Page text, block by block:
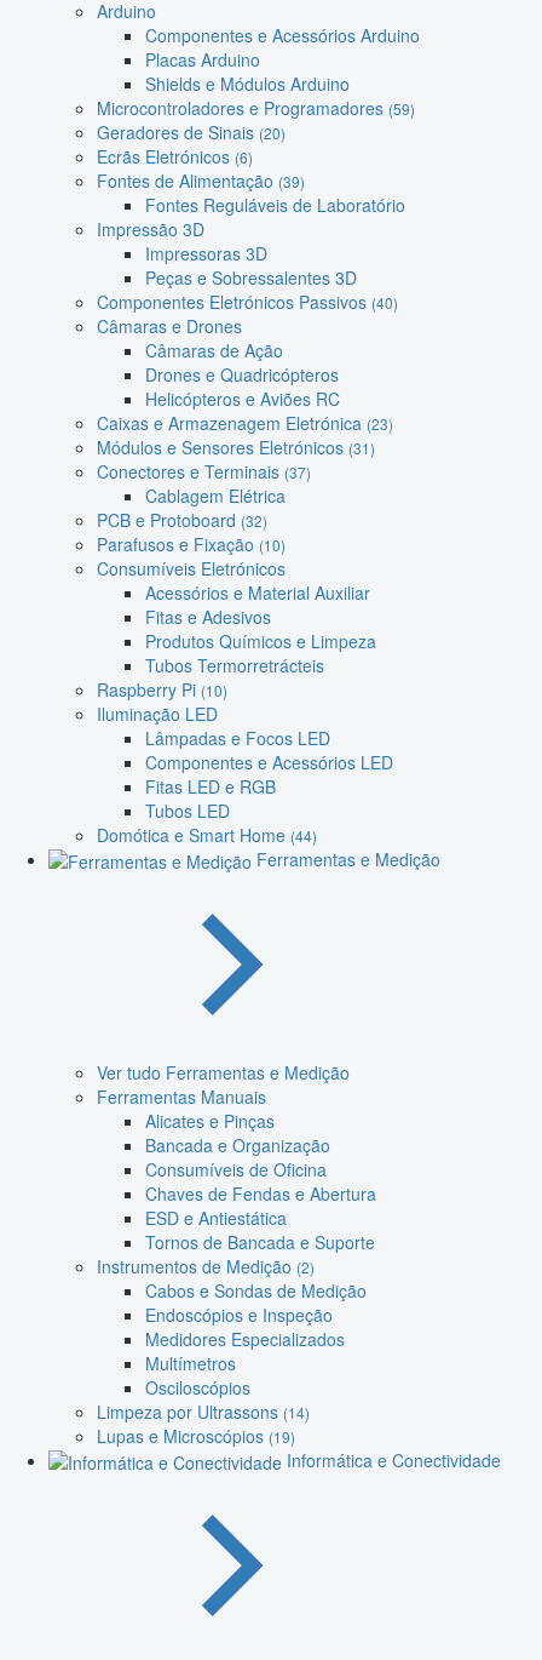
Arduino
Componentes e Acessórios Arduino
Placas Arduino
Shields e Módulos Arduino
Microcontroladores e Programadores (59)
Geradores de Sinais (20)
Ecrãs Eletrónicos (6)
Fontes de Alimentação (39)
Fontes Reguláveis de Laboratório
Impressão 3D
Impressoras 3D
Peças e Sobressalentes 3D
Componentes Eletrónicos Passivos (40)
Câmaras e Drones
Câmaras de Ação
Drones e Quadricópteros
Helicópteros e Aviões RC
Caixas e Armazenagem Eletrónica (23)
Módulos e Sensores Eletrónicos (31)
Conectores e Terminais (37)
Cablagem Elétrica
PCB e Protoboard (32)
Parafusos e Fixação (10)
Consumíveis Eletrónicos
Acessórios e Material Auxiliar
Fitas e Adesivos
Produtos Químicos e Limpeza
Tubos Termorretrácteis
Raspberry Pi (10)
Iluminação LED
Lâmpadas e Focos LED
Componentes e Acessórios LED
Fitas LED e RGB
Tubos LED
Domótica e Smart Home (44)
Ferramentas e Medição
Ver tudo Ferramentas e Medição
Ferramentas Manuais
Alicates e Pinças
Bancada e Organização
Consumíveis de Oficina
Chaves de Fendas e Abertura
ESD e Antiestática
Tornos de Bancada e Suporte
Instrumentos de Medição (2)
Cabos e Sondas de Medição
Endoscópios e Inspeção
Medidores Especializados
Multímetros
Osciloscópios
Limpeza por Ultrassons (14)
Lupas e Microscópios (19)
Informática e Conectividade